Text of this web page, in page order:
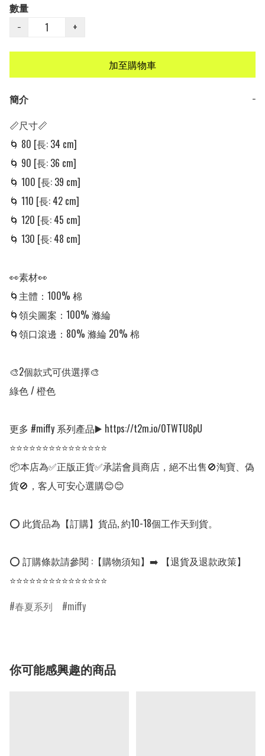
數量
−
+
加至購物車
簡介
−
📏尺寸📏
🌀 80 [長: 34 cm]
🌀 90 [長: 36 cm]
🌀 100 [長: 39 cm]
🌀 110 [長: 42 cm]
🌀 120 [長: 45 cm]
🌀 130 [長: 48 cm]
👀素材👀
🌀主體：100% 棉
🌀領尖圖案：100% 滌綸
🌀領口滾邊：80% 滌綸 20% 棉
🎨2個款式可供選擇🎨
綠色 / 橙色
更多 #miffy 系列產品▶️ https://t2m.io/0TWTU8pU
⭐⭐⭐⭐⭐⭐⭐⭐⭐⭐⭐⭐⭐⭐⭐
📦本店為✅正版正貨✅承諾會員商店，絕不出售🚫淘寶、偽
貨🚫，客人可安心選購😊😊
⭕ 此貨品為【訂購】貨品, 約10-18個工作天到貨。
⭕ 訂購條款請參閱 :【購物須知】➡️ 【退貨及退款政策】
⭐⭐⭐⭐⭐⭐⭐⭐⭐⭐⭐⭐⭐⭐⭐
春夏系列
miffy
你可能感興趣的商品